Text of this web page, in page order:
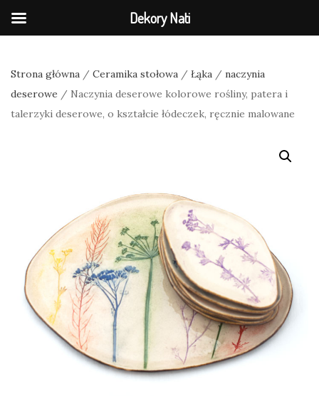
Strona główna / Ceramika stołowa / Łąka / naczynia
deserowe / Naczynia deserowe kolorowe rośliny, patera i
talerzyki deserowe, o kształcie łódeczek, ręcznie malowane
Dekory Nati